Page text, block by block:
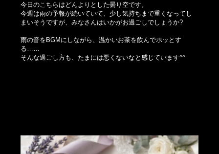
今日のこちらはどんよりとした曇り空です。
今週は雨の予報が続いていて、少し気持ちまで重くなってし
まいそうですが、みなさんはいかがお過ごしでしょうか?
雨の音をBGMにしながら、温かいお茶を飲んでホッとす
る……
そんな過ごし方も、たまには悪くないなと感じています^^